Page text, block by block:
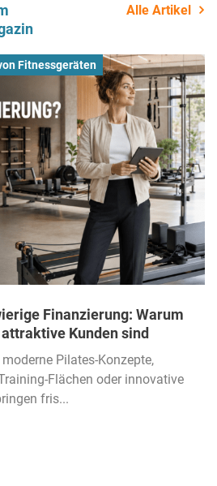
Alle Artikel
Fitnessgeräten
Finanzierung: Warum
Kunden sind
Pilates-Konzepte,
Flächen oder innovative
fris...